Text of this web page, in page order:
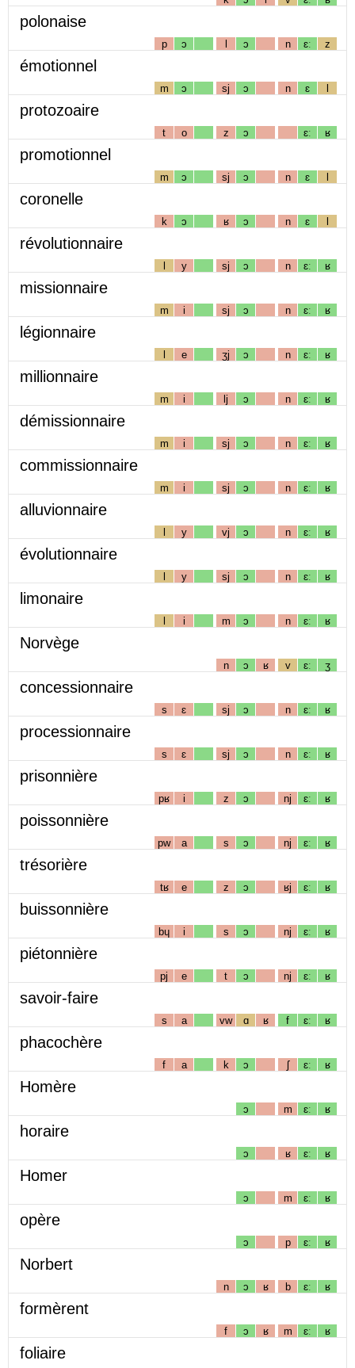
polonaise
p ɔ l ɔ n ɛː z
émotionnel
m ɔ sj ɔ n ɛ l
protozoaire
t o z ɔ ɛː ʁ
promotionnel
m ɔ sj ɔ n ɛ l
coronelle
k ɔ ʁ ɔ n ɛ l
révolutionnaire
l y sj ɔ n ɛː ʁ
missionnaire
m i sj ɔ n ɛː ʁ
légionnaire
l e ʒj ɔ n ɛː ʁ
millionnaire
m i lj ɔ n ɛː ʁ
démissionnaire
m i sj ɔ n ɛː ʁ
commissionnaire
m i sj ɔ n ɛː ʁ
alluvionnaire
l y vj ɔ n ɛː ʁ
évolutionnaire
l y sj ɔ n ɛː ʁ
limonaire
l i m ɔ n ɛː ʁ
Norvège
n ɔ ʁ v ɛː ʒ
concessionnaire
s ɛ sj ɔ n ɛː ʁ
processionnaire
s ɛ sj ɔ n ɛː ʁ
prisonnière
pʁ i z ɔ nj ɛː ʁ
poissonnière
pw a s ɔ nj ɛː ʁ
trésorière
tʁ e z ɔ ʁj ɛː ʁ
buissonnière
bɥ i s ɔ nj ɛː ʁ
piétonnière
pj e t ɔ nj ɛː ʁ
savoir-faire
s a vw ɑ ʁ f ɛː ʁ
phacochère
f a k ɔ ʃ ɛː ʁ
Homère
ɔ m ɛː ʁ
horaire
ɔ ʁ ɛː ʁ
Homer
ɔ m ɛː ʁ
opère
ɔ p ɛː ʁ
Norbert
n ɔ ʁ b ɛː ʁ
formèrent
f ɔ ʁ m ɛː ʁ
foliaire